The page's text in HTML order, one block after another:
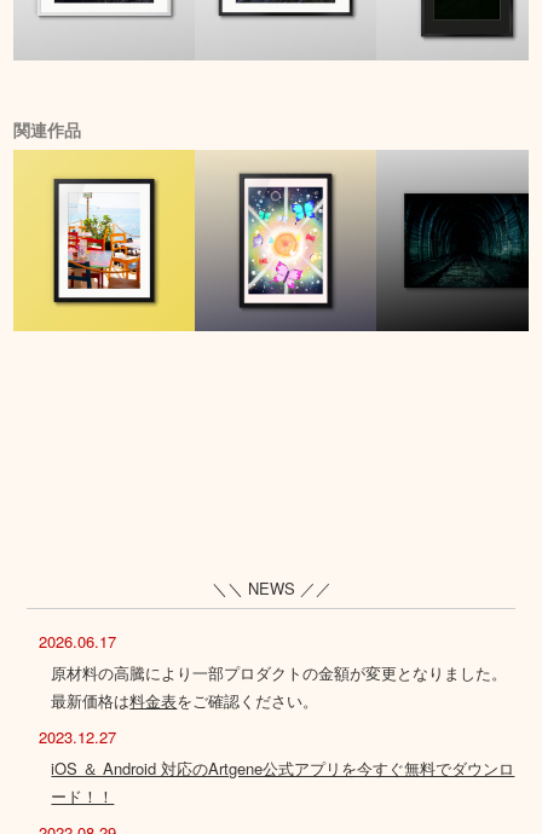
関連作品
＼＼ NEWS ／／
2026.06.17
原材料の高騰により一部プロダクトの金額が変更となりました。
最新価格は料金表をご確認ください。
2023.12.27
iOS ＆ Android 対応のArtgene公式アプリを今すぐ無料でダウンロ
ード！！